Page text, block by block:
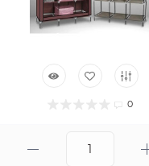
0